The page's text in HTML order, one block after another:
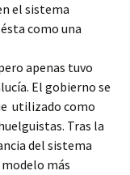
el sistema
como una
apenas tuvo
El gobierno se
utilizado como
Tras la
del sistema
más